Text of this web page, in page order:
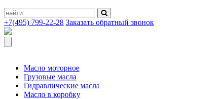
+7(495) 799-22-28 Заказать обратный звонок
Масло моторное
Грузовые масла
Гидравлические масла
Масло в коробку